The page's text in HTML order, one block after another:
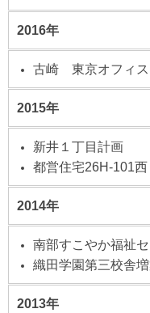
2016年
古崎 東京オフィス
2015年
新井１丁目計画
都営住宅26H-101
2014年
南部すこやか福祉
織田学園第三校舎
2013年